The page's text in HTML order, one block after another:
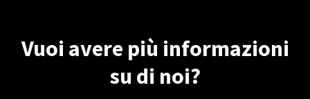
Vuoi avere più informazioni
su di noi?